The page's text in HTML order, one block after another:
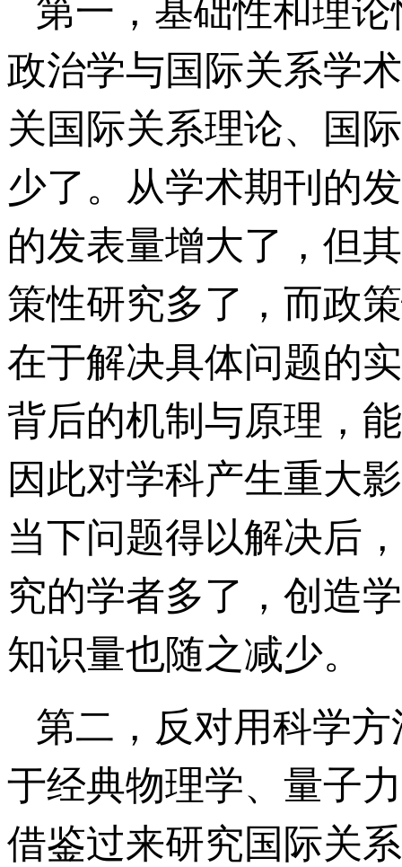
第一，基础性和理
政治学与国际关系学
关国际关系理论、国
少了。从学术期刊的
的发表量增大了，但
策性研究多了，而政
在于解决具体问题的
背后的机制与原理，
因此对学科产生重大
当下问题得以解决后
究的学者多了，创造
知识量也随之减少。
第二，反对用科学
于经典物理学、量子
借鉴过来研究国际关